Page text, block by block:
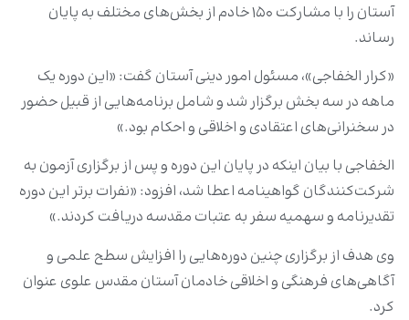
آستان را با مشارکت ۱۵۰ خادم از بخش‌های مختلف به پایان
رساند.
«کرار الخفاجی»، مسئول امور دینی آستان گفت: «این دوره یک
ماهه در سه بخش برگزار شد و شامل برنامه‌هایی از قبیل حضور
در سخنرانی‌های اعتقادی و اخلاقی و احکام بود.»
الخفاجی با بیان اینکه در پایان این دوره و پس از برگزاری آزمون به
شرکت‌کنندگان گواهینامه اعطا شد، افزود: «نفرات برتر این دوره
تقدیرنامه و سهمیه سفر به عتبات مقدسه دریافت کردند.»
وی هدف از برگزاری چنین دوره‌هایی را افزایش سطح علمی و
آگاهی‌های فرهنگی و اخلاقی خادمان آستان مقدس علوی عنوان
کرد.